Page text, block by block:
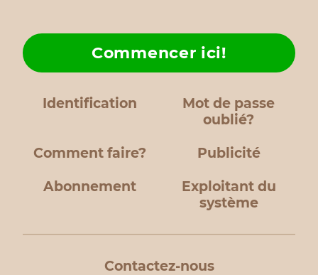
Identification
Mot de passe
oublié?
Comment faire?
Commencer ici!
Publicité
Abonnement
Exploitant du
système
Contactez-nous